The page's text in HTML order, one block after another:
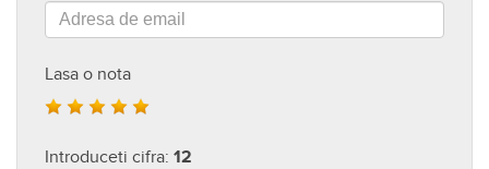
Lasa o nota
Introduceti cifra: 12